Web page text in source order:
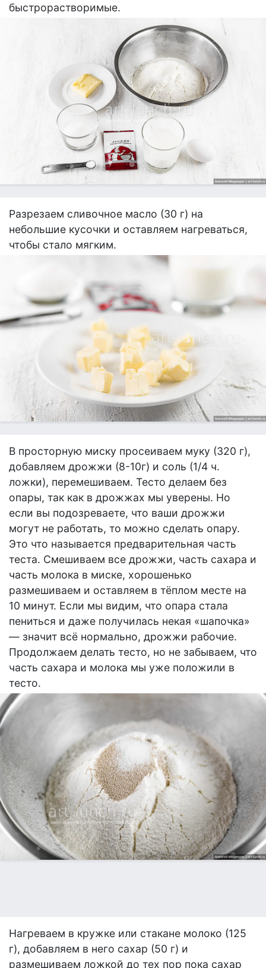
быстрорастворимые.
Разрезаем сливочное масло (30 г) на
небольшие кусочки и оставляем нагреваться,
чтобы стало мягким.
В просторную миску просеиваем муку (320 г),
добавляем дрожжи (8-10г) и соль (1/4 ч.
ложки), перемешиваем. Тесто делаем без
опары, так как в дрожжах мы уверены. Но
если вы подозреваете, что ваши дрожжи
могут не работать, то можно сделать опару.
Это что называется предварительная часть
теста. Смешиваем все дрожжи, часть сахара и
часть молока в миске, хорошенько
размешиваем и оставляем в тёплом месте на
10 минут. Если мы видим, что опара стала
пениться и даже получилась некая «шапочка»
— значит всё нормально, дрожжи рабочие.
Продолжаем делать тесто, но не забываем, что
часть сахара и молока мы уже положили в
тесто.
Нагреваем в кружке или стакане молоко (125
г), добавляем в него сахар (50 г) и
размешиваем ложкой до тех пор пока сахар